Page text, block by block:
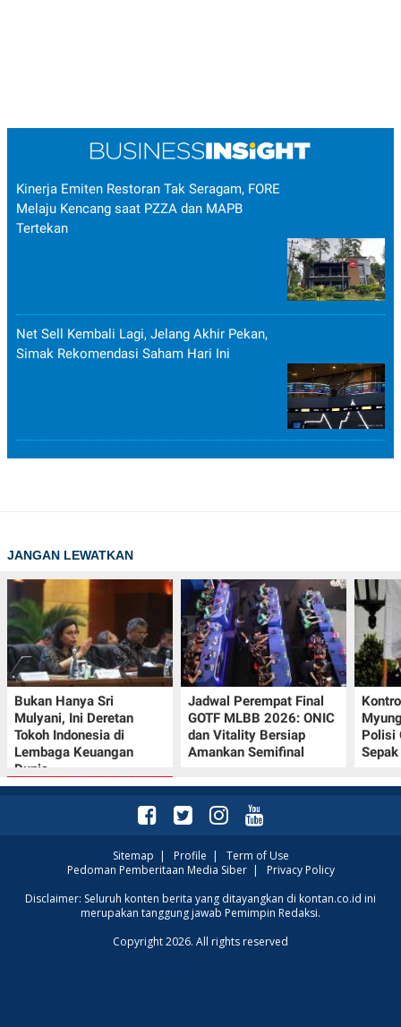
Kinerja Emiten Restoran Tak Seragam, FORE
Melaju Kencang saat PZZA dan MAPB
Tertekan
Net Sell Kembali Lagi, Jelang Akhir Pekan,
Simak Rekomendasi Saham Hari Ini
JANGAN LEWATKAN
Bukan Hanya Sri
Mulyani, Ini Deretan
Tokoh Indonesia di
Lembaga Keuangan
Dunia
Jadwal Perempat Final
GOTF MLBB 2026: ONIC
dan Vitality Bersiap
Amankan Semifinal
Polisi
Promo JSM Superindo
7–9 Agustus 2026,
Rp37.900 hingga Buah
Sitemap | Profile | Term of Use
Pedoman Pemberitaan Media Siber| Privacy Policy
Disclaimer: Seluruh konten berita yang ditayangkan di kontan.co.id ini
merupakan tanggung jawab Pemimpin Redaksi.
Copyright 2026. All rights reserved